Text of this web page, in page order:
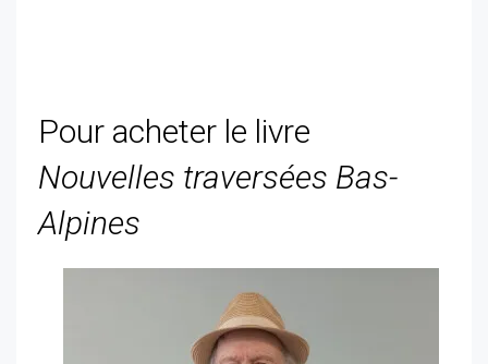
Pour acheter le livre
Nouvelles traversées Bas-
Alpines